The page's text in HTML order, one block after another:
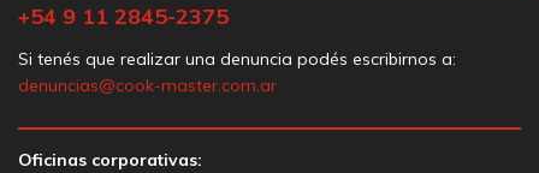
+54 9 11 2845-2375
Si tenés que realizar una denuncia podés escribirnos a:
denuncias@cook-master.com.ar
Oficinas corporativas: